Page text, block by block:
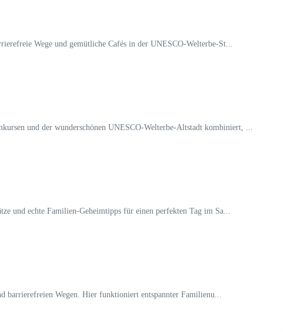
Wege und gemütliche Cafés in der UNESCO-Welterbe-St...
und der wunderschönen UNESCO-Welterbe-Altstadt kombiniert, ...
und echte Familien-Geheimtipps für einen perfekten Tag im Sa...
barrierefreien Wegen. Hier funktioniert entspannter Familienu...